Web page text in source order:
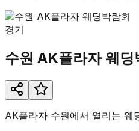
경기
수원 AK플라자 웨딩
AK플라자 수원에서 열리는 웨